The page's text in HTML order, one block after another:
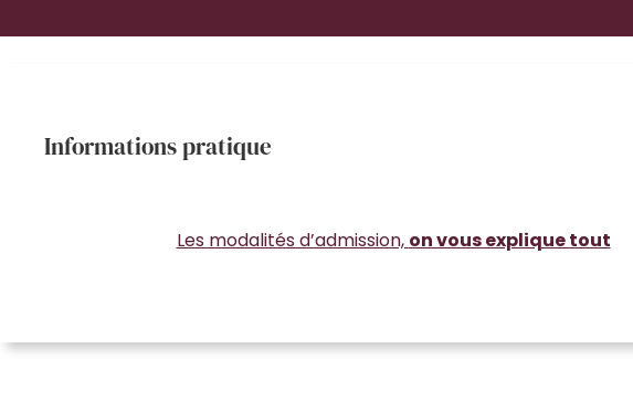
Informations pratique
Les modalités d’admission, on vous explique tout